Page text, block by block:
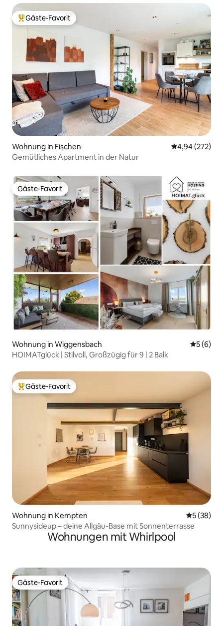
Beliebter Gäste-Favorit.
Gäste-Favorit
Wohnung in Fischen
4,94 (272)
Gemütliches Apartment in der Natur
Gäste-Favorit
Gäste-Favorit
Wohnung in Wiggensbach
5 (6)
HOIMATglück | Stilvoll, Großzügig für 9 | 2 Balk
Beliebter Gäste-Favorit.
Gäste-Favorit
Wohnung in Kempten
5 (38)
Sunnysideup – deine Allgäu-Base mit Sonnenterrasse
Wohnungen mit Whirlpool
Gäste-Favorit
Gäste-Favorit